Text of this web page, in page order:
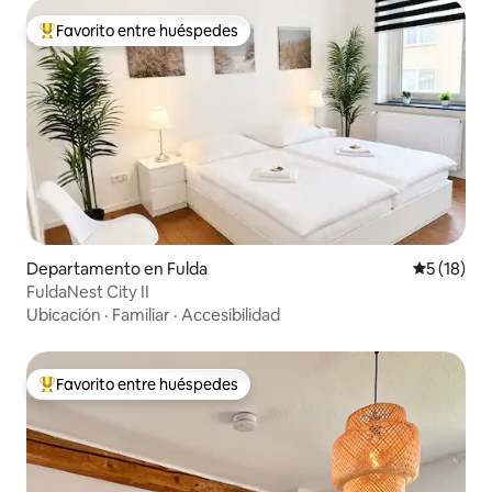
De los mejores en Favorito entre huéspedes
Favorito entre huéspedes
Departamento en Fulda
5 (18)
FuldaNest City II
Ubicación · Familiar · Accesibilidad
De los mejores en Favorito entre huéspedes
Favorito entre huéspedes